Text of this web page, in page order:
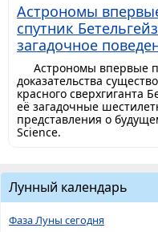
Астрономы
спутник
загадочное
Астрономы впервые
доказательства
красного сверхгиганта
её загадочные
представления о
Science.
Лунный календарь
Фаза Луны сегодня